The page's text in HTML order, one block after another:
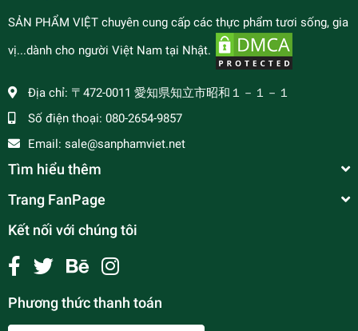
SẢN PHẨM VIỆT chuyên cung cấp các thực phẩm tươi sống, gia
vị...dành cho người Việt Nam tại Nhật.
Địa chỉ: 〒472-0011 愛知県知立市昭和１－１－１
Số điện thoại: 080-2654-9857
Email: sale@sanphamviet.net
Tìm hiểu thêm
Trang FanPage
Kết nối với chúng tôi
Phương thức thanh toán